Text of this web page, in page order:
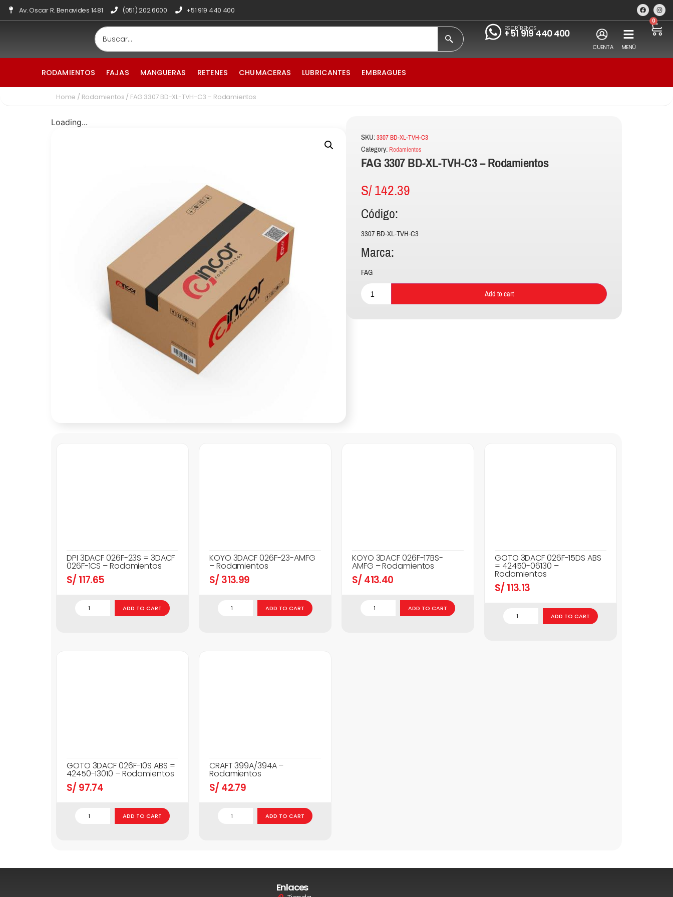
Av. Oscar R. Benavides 1481 (051) 202 6000 +51 919 440 400
ESCRÍBENOS
+51 919 440 400
CUENTA MENÚ
0
RODAMIENTOS FAJAS MANGUERAS RETENES CHUMACERAS LUBRICANTES EMBRAGUES
Home / Rodamientos / FAG 3307 BD-XL-TVH-C3 – Rodamientos
Loading...
SKU:3307 BD-XL-TVH-C3
Category: Rodamientos
FAG 3307 BD-XL-TVH-C3 – Rodamientos
S/142.39
Código:
3307 BD-XL-TVH-C3
Marca:
FAG
Add to cart
DPI 3DACF 026F-23S = 3DACF
026F-1CS – Rodamientos
S/ 117.65
ADD TO CART
KOYO 3DACF 026F-23-AMFG
– Rodamientos
S/ 313.99
ADD TO CART
KOYO 3DACF 026F-17BS-
AMFG – Rodamientos
S/ 413.40
ADD TO CART
GOTO 3DACF 026F-15DS ABS
= 42450-06130 –
Rodamientos
S/ 113.13
ADD TO CART
GOTO 3DACF 026F-10S ABS =
42450-13010 – Rodamientos
S/ 97.74
ADD TO CART
CRAFT 399A/394A –
Rodamientos
S/ 42.79
ADD TO CART
Enlaces